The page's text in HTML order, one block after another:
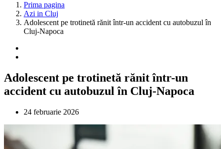
Prima pagina
Azi in Cluj
Adolescent pe trotinetă rănit într-un accident cu autobuzul în
Cluj-Napoca
Adolescent pe trotinetă rănit într-un
accident cu autobuzul în Cluj-Napoca
24 februarie 2026